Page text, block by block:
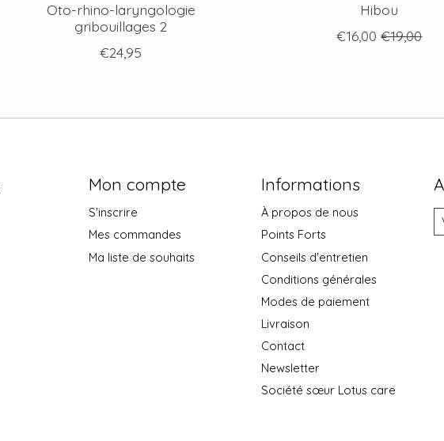
Oto-rhino-laryngologie
gribouillages 2
€24,95
Hibou
€16,00 €19,00
Mon compte
S'inscrire
Mes commandes
Ma liste de souhaits
Informations
À propos de nous
Points Forts
Conseils d'entretien
Conditions générales
Modes de paiement
Livraison
Contact
Newsletter
Société sœur Lotus care